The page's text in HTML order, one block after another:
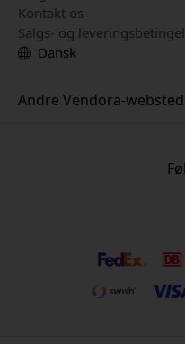
Kontakt os
Salgs- og
Dansk
Andre Vendora-
www.myfirst.se